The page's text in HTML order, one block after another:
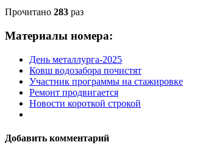
Прочитано 283 раз
Материалы номера:
День металлурга-2025
Ковш водозабора почистят
Участник программы на стажировке
Ремонт продвигается
Новости короткой строкой
Добавить комментарий